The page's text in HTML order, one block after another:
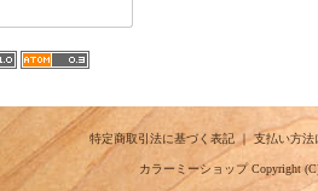
特定商取引法に基づく表記｜支払い方法
カラーミーショップCopyright